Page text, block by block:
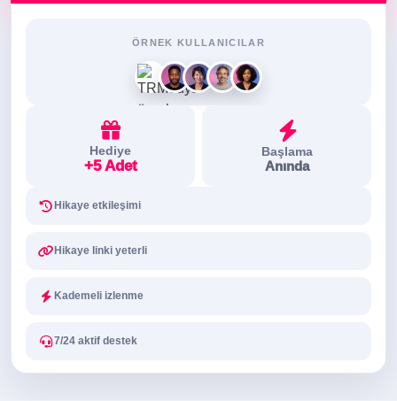
ÖRNEK KULLANICILAR
Hediye
+5 Adet
Başlama
Anında
Hikaye etkileşimi
Hikaye linki yeterli
Kademeli izlenme
7/24 aktif destek